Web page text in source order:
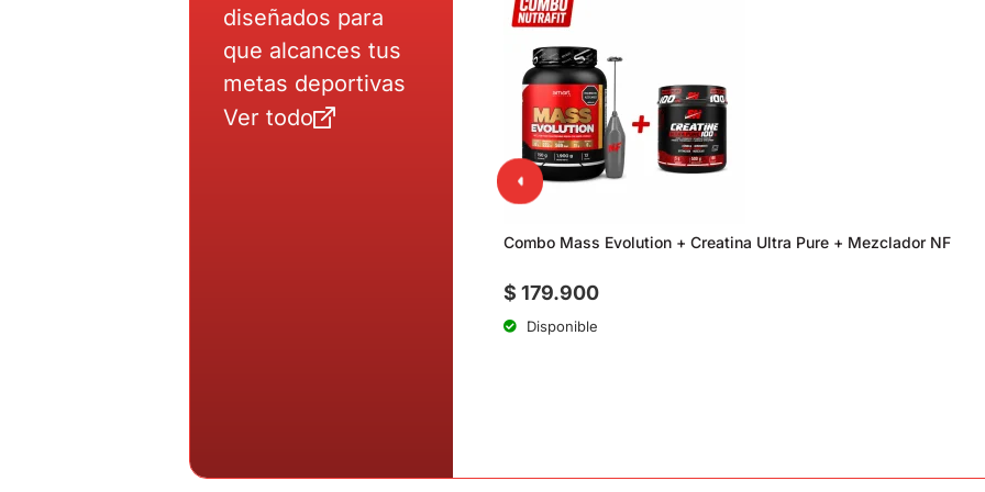
diseñados para
que alcances tus
metas deportivas
Ver todo
Combo Mass Evolution + Creatina Ultra Pure + Mezclador NF
$ 179.900
Disponible